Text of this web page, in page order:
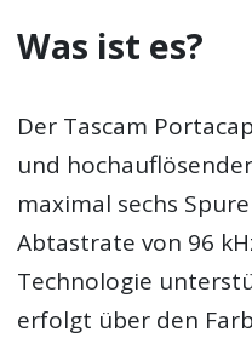
Was ist es?
Der Tascam
und
maximal sechs
Abtastrate von 96
Technologie
erfolgt über den